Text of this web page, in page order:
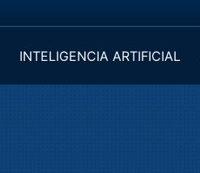
INTELIGENCIA ARTIFICIAL